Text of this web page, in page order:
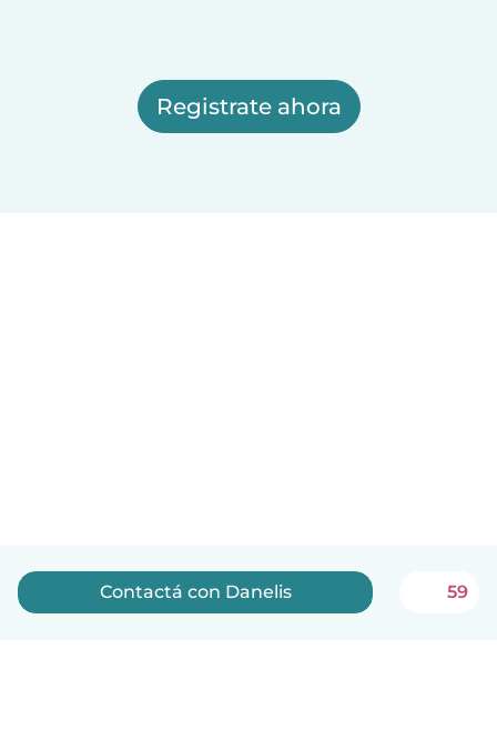
Registrate ahora
Contactá con Danelis 59